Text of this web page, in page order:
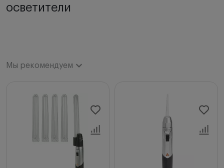
осветители
Мы рекомендуем
Цена по убыванию
Сначала с высоким рейтингом